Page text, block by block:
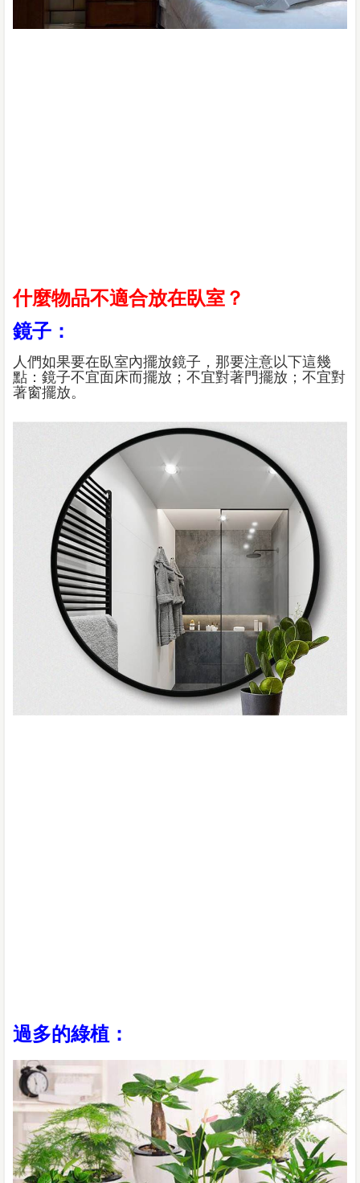
什麼物品不適合放在臥室？
鏡子：
人們如果要在臥室內擺放鏡子，那要注意以下這幾
點：鏡子不宜面床而擺放；不宜對著門擺放；不宜對
著窗擺放。
過多的綠植：